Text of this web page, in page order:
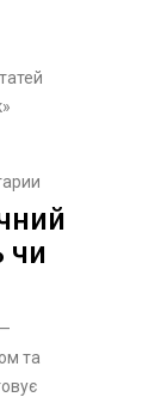
чи
та